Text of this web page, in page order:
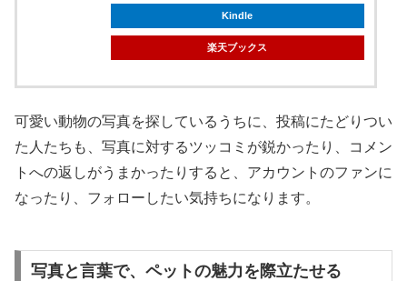
Kindle
楽天ブックス
可愛い動物の写真を探しているうちに、投稿にたどりつい
た人たちも、写真に対するツッコミが鋭かったり、コメン
トへの返しがうまかったりすると、アカウントのファンに
なったり、フォローしたい気持ちになります。
写真と言葉で、ペットの魅力を際立たせる